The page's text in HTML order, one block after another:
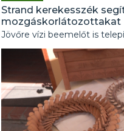
Strand kerekesszék
mozgáskorlátozottakat
Jövőre vízi beemelőt is